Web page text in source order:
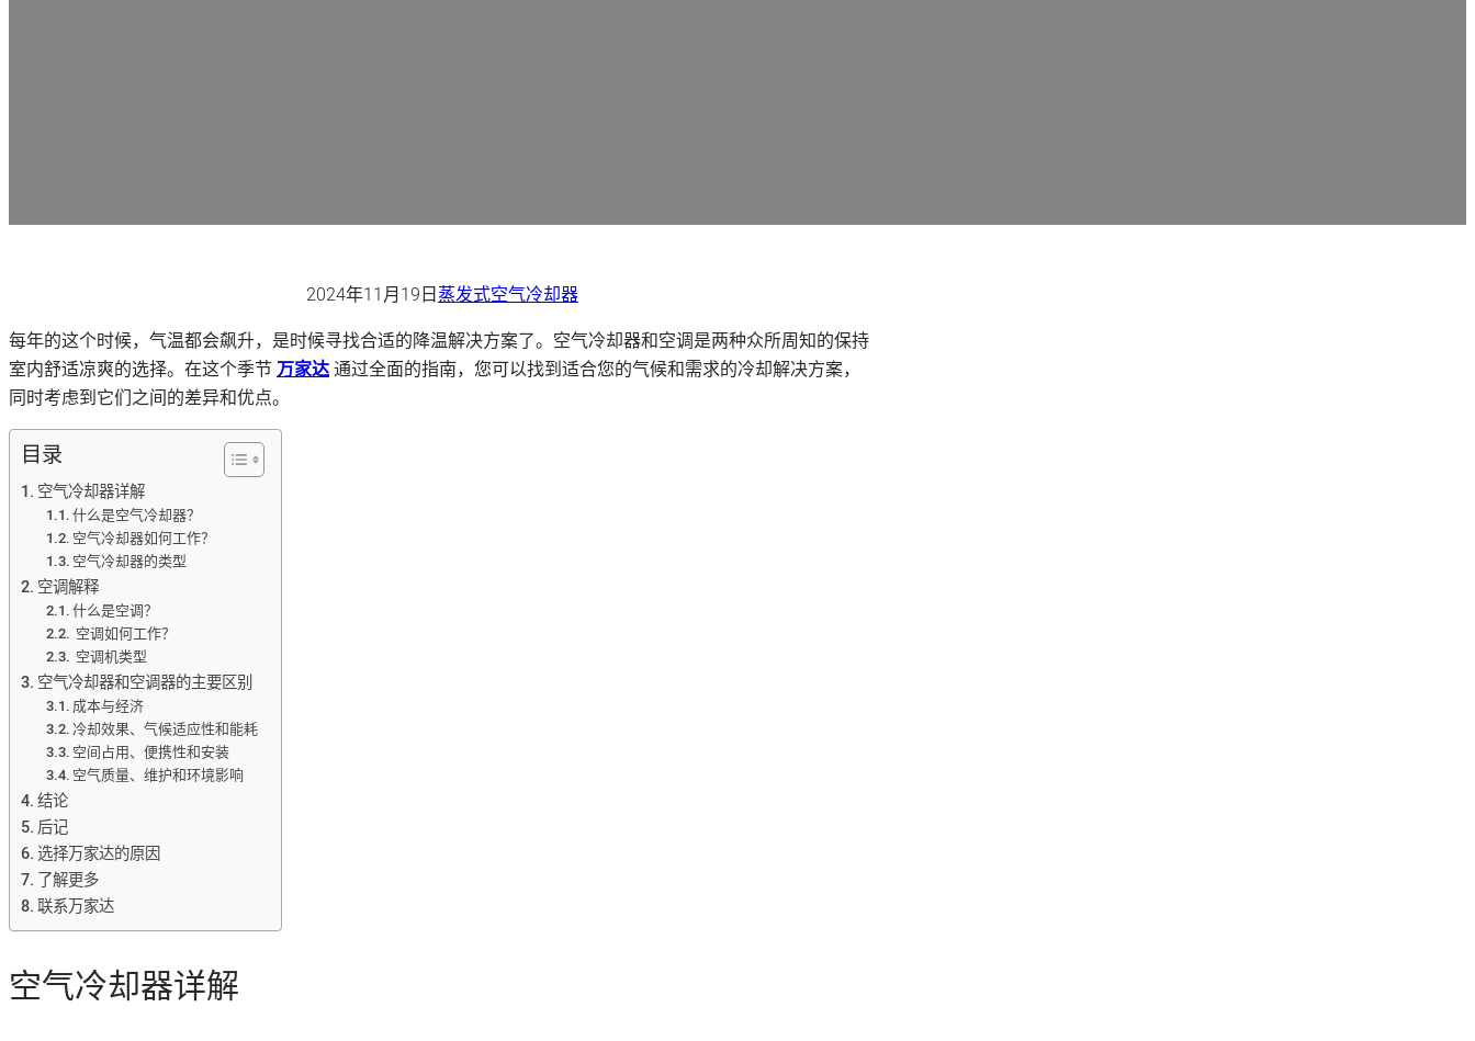
2024年11月19日蒸发式空气冷却器
每年的这个时候，气温都会飙升，是时候寻找合适的降温解决方案了。空气冷却器和空调是两种众所周知的保持
室内舒适凉爽的选择。在这个季节万家达通过全面的指南，您可以找到适合您的气候和需求的冷却解决方案，
同时考虑到它们之间的差异和优点。
目录
空气冷却器详解
什么是空气冷却器？
空气冷却器如何工作？
空气冷却器的类型
空调解释
什么是空调？
空调如何工作？
空调机类型
空气冷却器和空调器的主要区别
成本与经济
冷却效果、气候适应性和能耗
空间占用、便携性和安装
空气质量、维护和环境影响
结论
后记
选择万家达的原因
了解更多
联系万家达
空气冷却器详解